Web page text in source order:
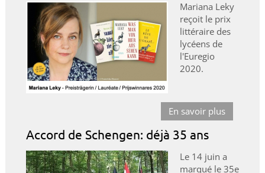
Mariana Leky
reçoit le prix
littéraire des
lycéens de
l'Euregio
2020.
En savoir plus
Accord de Schengen: déjà 35 ans
Le 14 juin a
marqué le 35e